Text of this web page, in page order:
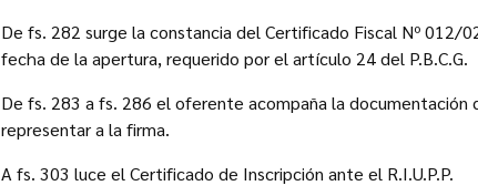
De fs. 282 surge la constancia del Certificado Fiscal Nº 012/
fecha de la apertura, requerido por el artículo 24 del P.B.C.G.
De fs. 283 a fs. 286 el oferente acompaña la
representar a la firma.
A fs. 303 luce el Certificado de Inscripción ante el R.I.U.P.P.